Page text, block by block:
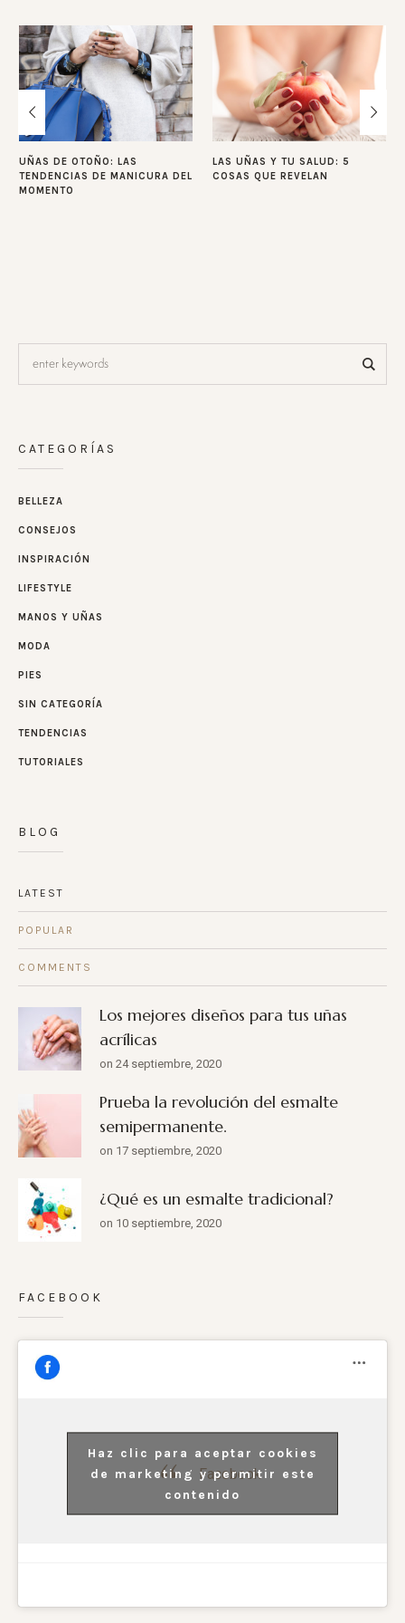
UÑAS DE OTOÑO: LAS
TENDENCIAS DE MANICURA DEL
MOMENTO
LAS UÑAS Y TU SALUD: 5
COSAS QUE REVELAN
CATEGORÍAS
BELLEZA
CONSEJOS
INSPIRACIÓN
LIFESTYLE
MANOS Y UÑAS
MODA
PIES
SIN CATEGORÍA
TENDENCIAS
TUTORIALES
BLOG
LATEST
POPULAR
COMMENTS
Los mejores diseños para tus uñas
acrílicas
on 24 septiembre, 2020
Prueba la revolución del esmalte
semipermanente.
on 17 septiembre, 2020
¿Qué es un esmalte tradicional?
on 10 septiembre, 2020
FACEBOOK
Facebook
Haz clic para aceptar cookies
de marketing y permitir este
contenido